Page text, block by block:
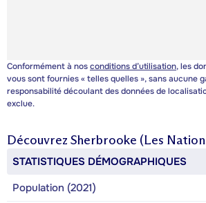
Conformément à nosconditions d’utilisation, les
vous sont fournies « telles quelles », sans aucune
responsabilité découlant des données de
exclue.
Découvrez Sherbrooke (Les
STATISTIQUES DÉMOGRAPHIQUES
Population (2021)